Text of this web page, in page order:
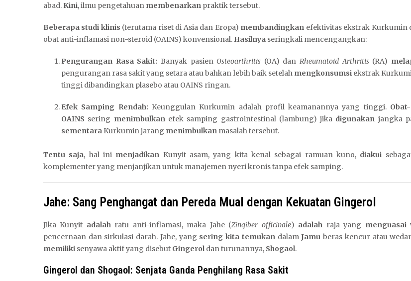
abad. Kini, ilmu pengetahuan membenarkan praktik tersebut.
Beberapa studi klinis (terutama riset di Asia dan Eropa) membandingkan efektivitas ekstrak Kurkumin
obat anti-inflamasi non-steroid (OAINS) konvensional. Hasilnya seringkali mencengangkan:
Pengurangan Rasa Sakit: Banyak pasienOsteoarthritis (OA) danRheumatoid Arthritis(RA)
pengurangan rasa sakit yang setara atau bahkan lebih baik setelah mengkonsumsiekstrak
tinggi dibandingkan plasebo atau OAINS ringan.
Efek Samping Rendah: Keunggulan Kurkumin adalah profil keamanannya yang tinggi.
OAINS sering menimbulkanefek samping gastrointestinal (lambung) jika digunakan jangka
sementara Kurkumin jarang menimbulkan masalah tersebut.
Tentu saja, hal ini menjadikan Kunyit asam, yang kita kenal sebagai ramuan kuno, diakui
komplementer yang menjanjikan untuk manajemen nyeri kronis tanpa efek samping.
Jahe: Sang Penghangat dan Pereda Mual dengan Kekuatan Gingerol
Jika Kunyit adalahratu anti-inflamasi, maka Jahe (Zingiber officinale) adalah raja yang menguasai
pencernaan dan sirkulasi darah. Jahe, yang sering kita temukandalamJamu beras kencur atau
memiliki senyawa aktif yang disebut Gingeroldan turunannya, Shogaol.
Gingerol dan Shogaol: Senjata Ganda Penghilang Rasa Sakit